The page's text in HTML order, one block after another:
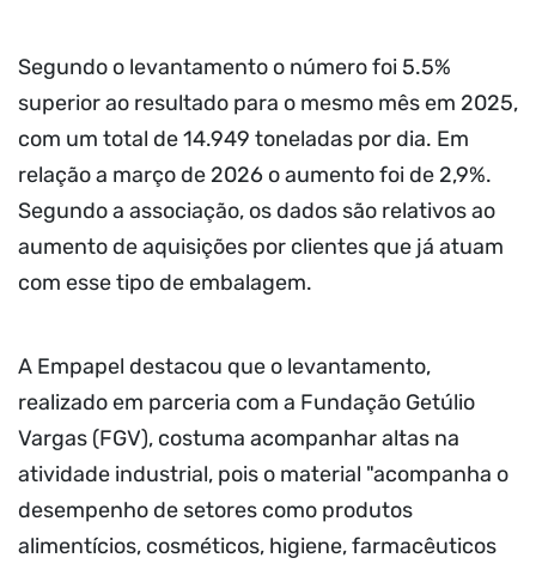
Segundo o levantamento o número foi 5.5%
superior ao resultado para o mesmo mês em 2025,
com um total de 14.949 toneladas por dia. Em
relação a março de 2026 o aumento foi de 2,9%.
Segundo a associação, os dados são relativos ao
aumento de aquisições por clientes que já atuam
com esse tipo de embalagem.
A Empapel destacou que o levantamento,
realizado em parceria com a Fundação Getúlio
Vargas (FGV), costuma acompanhar altas na
atividade industrial, pois o material "acompanha o
desempenho de setores como produtos
alimentícios, cosméticos, higiene, farmacêuticos